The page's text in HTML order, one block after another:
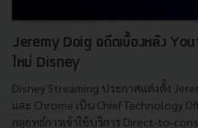
Jeremy Doig อดีตเบื้องหลัง
ใหม่ Disney
Disney Streaming ประกาศแต่งตั้ง
และ Chrome เป็น Chief Technology
กลุยทธ์การเข้าใช้บริการ Direct-to-